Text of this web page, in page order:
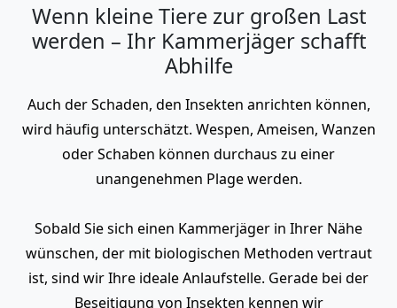
Wenn kleine Tiere zur großen Last
werden – Ihr Kammerjäger schafft
Abhilfe
Auch der Schaden, den Insekten anrichten können,
wird häufig unterschätzt. Wespen, Ameisen, Wanzen
oder Schaben können durchaus zu einer
unangenehmen Plage werden.
Sobald Sie sich einen Kammerjäger in Ihrer Nähe
wünschen, der mit biologischen Methoden vertraut
ist, sind wir Ihre ideale Anlaufstelle. Gerade bei der
Beseitigung von Insekten kennen wir